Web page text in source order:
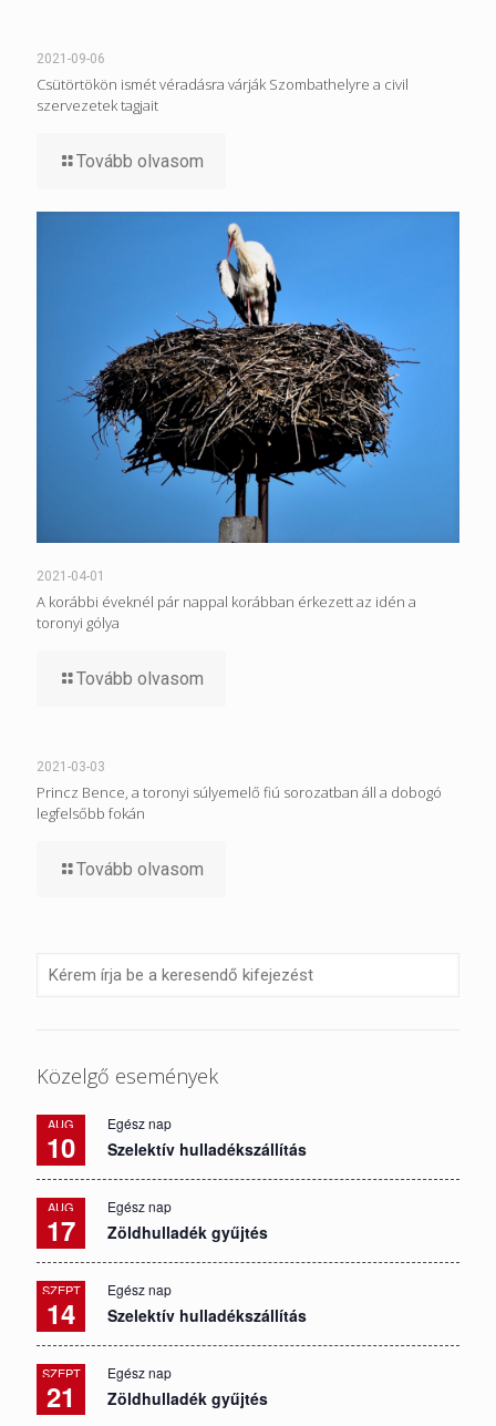
2021-09-06
Csütörtökön ismét véradásra várják Szombathelyre a civil
szervezetek tagjait
Tovább olvasom
2021-04-01
A korábbi éveknél pár nappal korábban érkezett az idén a
toronyi gólya
Tovább olvasom
2021-03-03
Princz Bence, a toronyi súlyemelő fiú sorozatban áll a dobogó
legfelsőbb fokán
Tovább olvasom
Közelgő események
AUG
10
Egész nap
Szelektív hulladékszállítás
AUG
17
Egész nap
Zöldhulladék gyűjtés
SZEPT
14
Egész nap
Szelektív hulladékszállítás
SZEPT
21
Egész nap
Zöldhulladék gyűjtés